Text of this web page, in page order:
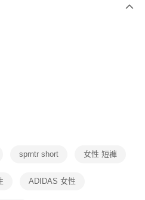
付款。
付」後，將跳轉至「AFTEE先享後付」
通知簡訊。
擊此簡訊中的連結，可透過四大超商／
款，方視為交易完成。
付 」之結帳頁面顯示為準，若有關於
等相關疑問，請聯繫「AFTEE先享後付
support/home
供之「AFTEE先享後付」服務完成之交
上)免運費
上)免運費
上)免運費
sprntr short 女性 短褲
ADIDAS 女性